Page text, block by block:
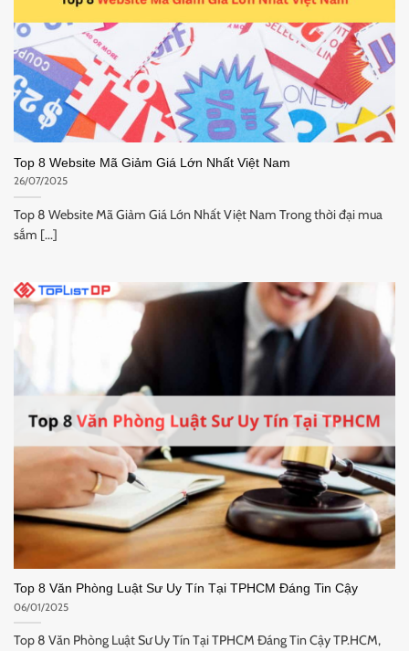
Top 8 Website Mã Giảm Giá Lớn Nhất Việt Nam
26/07/2025
Top 8 Website Mã Giảm Giá Lớn Nhất Việt Nam Trong thời đại mua
sắm [...]
Top 8 Văn Phòng Luật Sư Uy Tín Tại TPHCM Đáng Tin Cậy
06/01/2025
Top 8 Văn Phòng Luật Sư Uy Tín Tại TPHCM Đáng Tin Cậy TP.HCM,